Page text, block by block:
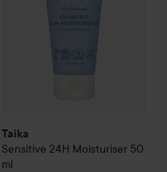
Taika
Sensitive 24H Moisturiser 50
ml